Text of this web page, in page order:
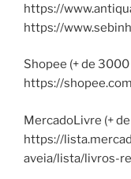
https://
https://
Shopee (+ de
https://
MercadoLivre (+
https://
aveia/lista/livros-